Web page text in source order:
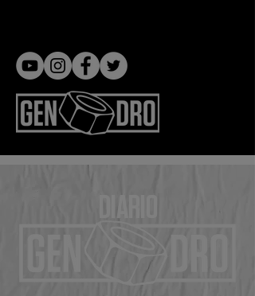
DIARIO